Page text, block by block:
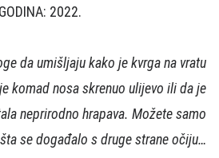
GODINA: 2022.
da umišljaju kako je kvrga na vratu
komad nosa skrenuo ulijevo ili da je
neprirodno hrapava. Možete samo
se događalo s druge strane očiju…